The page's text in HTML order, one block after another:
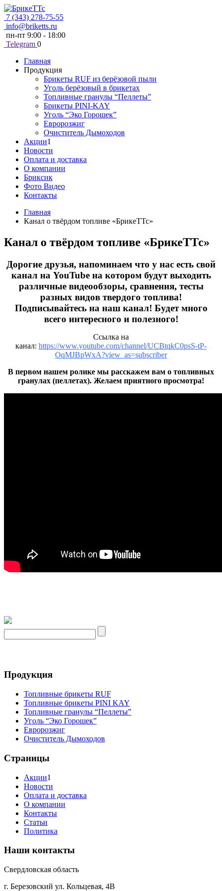
7 (343) 278-75-55
info@briketts.ru
пн-пт 9:00 - 18:00
Telegram 0
Главная
Продукция
Брикеты RUF из берёзовой пыли
Уголь берёзовый в брикетах
Топливные гранулы “Пеллеты”
Брикеты PINI-KAY
Уголь “Эко Горошек”
Евророзжиг
Очиститель Дымоходов
Акции1
Новости
Оплата и доставка
О компании
Бриксик
Фото Видео
Контакты
Главная
Канал о твёрдом топливе «БрикеТТс»
Канал о твёрдом топливе «БрикеТТс»
Дорогие друзья, напоминаем что у нас есть свой
канал на YouTube на котором будут выходить
различные видеообзоры, сравнения, тесты
разных видов твердого топлива!
Подписывайтесь на наш канал! Будет много
всего интересного и полезного!
Ссылка на
канал: https://www.youtube.com/channel/UCBtqkC0psS-tP-
OqMJBpWxA?view_as=subscriber
В первом нашем ролике мы расскажем вам о топливных
гранулах (пеллетах). Желаем приятного просмотра!
Продукция
Топливные брикеты RUF
Топливные брикеты PINI KAY
Топливные гранулы “Пеллеты”
Уголь “Эко Горошек”
Евророзжиг
Очиститель Дымоходов
Страницы
Акции1
Новости
Оплата и доставка
О компании
Контакты
Статьи
Политика
Наши контакты
Свердловская область
г. Березовский ул. Кольцевая, 4В